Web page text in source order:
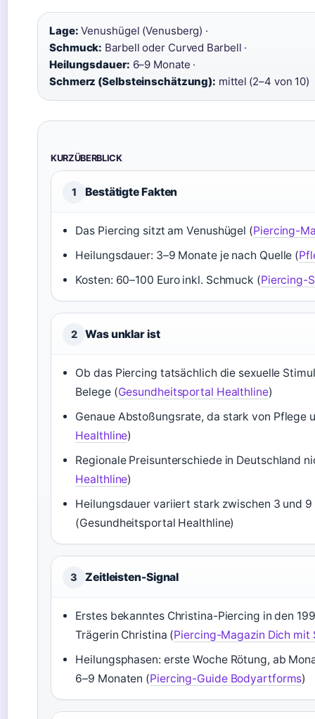
Lage: Venushügel (Venusberg) ·
Schmuck: Barbell oder Curved Barbell ·
Heilungsdauer: 6–9 Monate ·
Schmerz (Selbsteinschätzung): mittel (2–4 von 10)
KURZÜBERBLICK
1 Bestätigte Fakten
Das Piercing sitzt am Venushügel (Piercing-
Heilungsdauer: 3–9 Monate je nach Quelle (
Kosten: 60–100 Euro inkl. Schmuck (Piercing-
2 Was unklar ist
Ob das Piercing tatsächlich die sexuelle
Belege (Gesundheitsportal Healthline)
Genaue Abstoßungsrate, da stark von Pflege
Healthline)
Regionale Preisunterschiede in Deutschland
Healthline)
Heilungsdauer variiert stark zwischen 3 und
(Gesundheitsportal Healthline)
3 Zeitleisten-Signal
Erstes bekanntes Christina-Piercing in den
Trägerin Christina (Piercing-Magazin Dich mit
Heilungsphasen: erste Woche Rötung, ab
6–9 Monaten (Piercing-Guide Bodyartforms)